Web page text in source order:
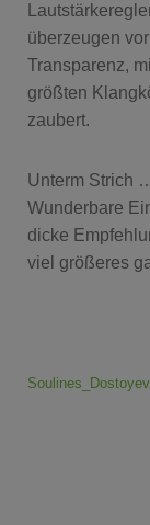
überzeugen
Transparenz,
größten
zaubert.
Unterm Strich
Wunderbare
dicke
viel größeres